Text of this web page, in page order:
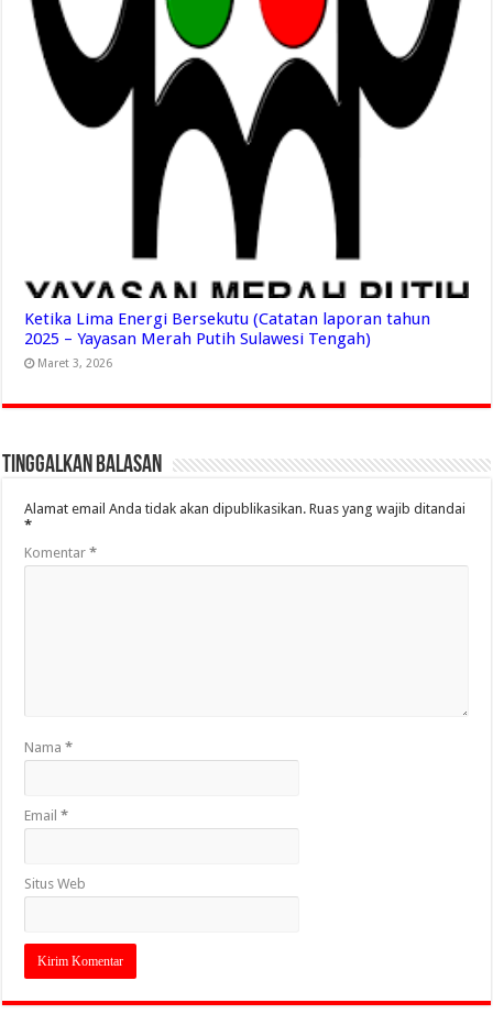
Ketika Lima Energi Bersekutu (Catatan laporan tahun
2025 – Yayasan Merah Putih Sulawesi Tengah)
Maret 3, 2026
Tinggalkan Balasan
Alamat email Anda tidak akan dipublikasikan. Ruas yang wajib ditandai
*
Komentar*
Nama*
Email*
Situs Web